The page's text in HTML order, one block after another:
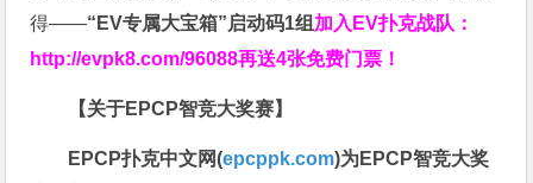
得——“EV专属大宝箱”启动码1组 加入EV扑克战队：
http://evpk8.com/96088再送4张免费门票！
【关于EPCP智竞大奖赛】
EPCP扑克中文网(epcppk.com)为EPCP智竞大奖